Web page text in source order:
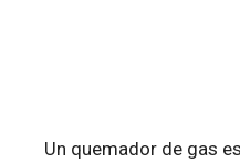
Un quemador de gas